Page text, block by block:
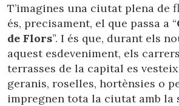
T’imagines una ciutat plena de
és, precisament, el que passa a “
de Flors”. I és que, durant els
aquest esdeveniment, els
terrasses de la capital es
geranis, roselles, hortènsies o
impregnen tota la ciutat amb la